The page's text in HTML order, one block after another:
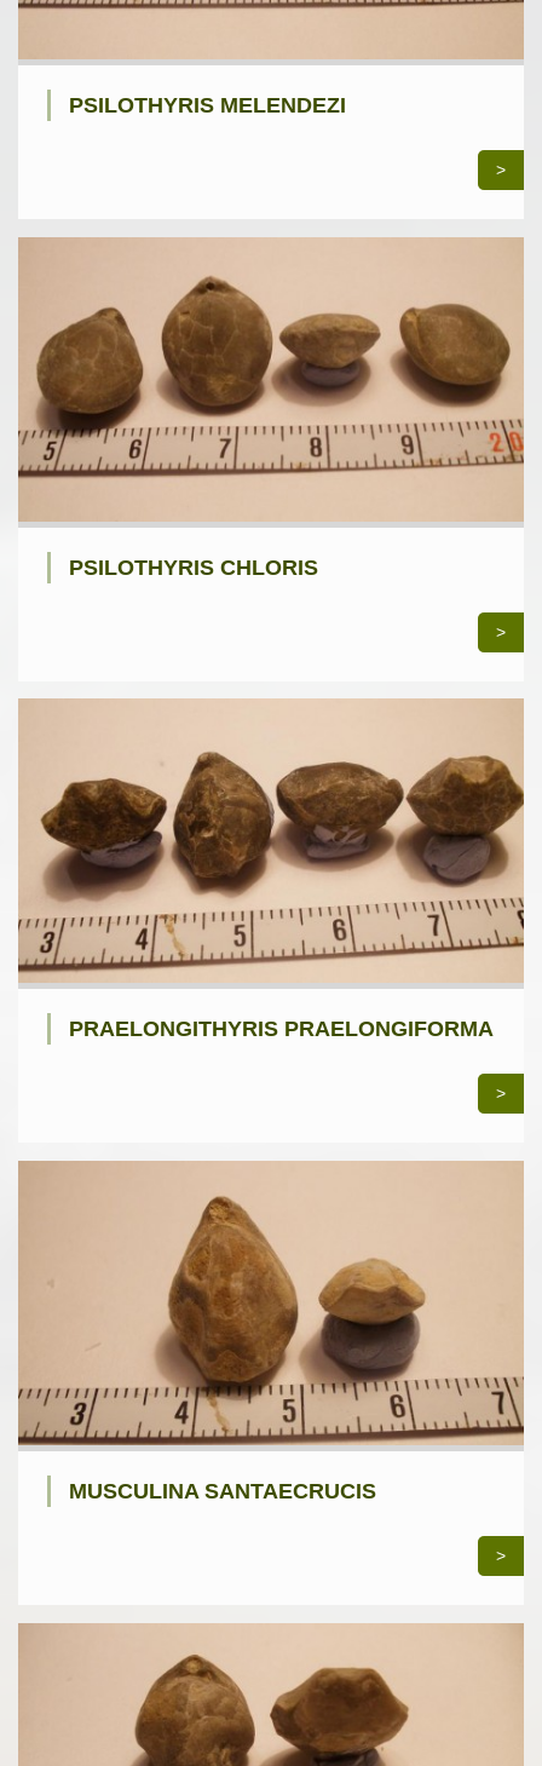
PSILOTHYRIS MELENDEZI
>
PSILOTHYRIS CHLORIS
>
PRAELONGITHYRIS PRAELONGIFORMA
>
MUSCULINA SANTAECRUCIS
>